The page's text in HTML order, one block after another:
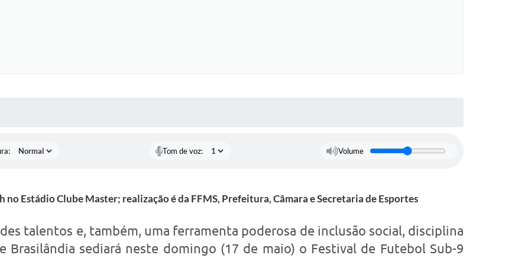
Tom de voz: Volume
Estádio Clube Master; realização é da FFMS, Prefeitura, Câmara e Secretaria de Esportes
talentos e, também, uma ferramenta poderosa de inclusão social, disciplina
Brasilândia sediará neste domingo (17 de maio) o Festival de Futebol Sub-9